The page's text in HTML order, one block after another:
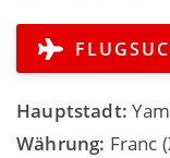
Hauptstadt:
Währung: Franc